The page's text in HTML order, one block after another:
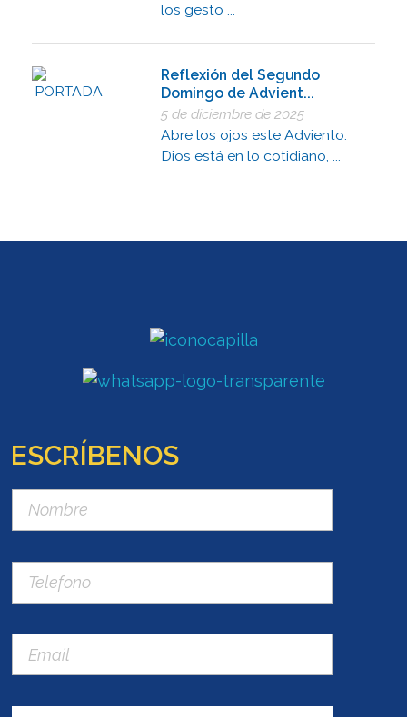
los gesto ...
Reflexión del Segundo
Domingo de Advient...
5 de diciembre de 2025
Abre los ojos este Adviento:
Dios está en lo cotidiano, ...
ESCRÍBENOS